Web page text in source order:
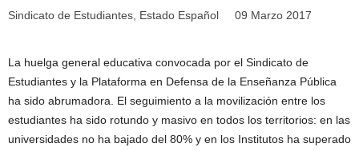
Sindicato de Estudiantes, Estado Español 09 Marzo 2017
La huelga general educativa convocada por el Sindicato de
Estudiantes y la Plataforma en Defensa de la Enseñanza Pública
ha sido abrumadora. El seguimiento a la movilización entre los
estudiantes ha sido rotundo y masivo en todos los territorios: en las
universidades no ha bajado del 80% y en los Institutos ha superado